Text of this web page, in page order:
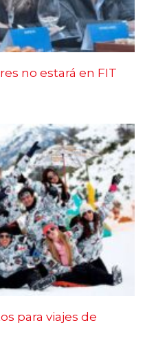
no estará en FIT
para viajes de